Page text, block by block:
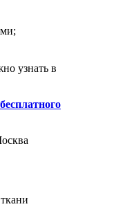
узнать в